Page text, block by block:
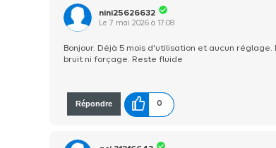
nini25626632
Le 7 mai 2026 à17:08
Bonjour. Déjà 5 mois d'utilisation et aucun
bruit ni forçage. Reste fluide
Répondre 0